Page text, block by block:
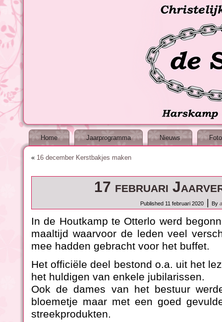
Home Jaarprogramma Nieuws
« 16 december Kerstbakjes maken
17 februari
Published 11 februari 2020 By
In de Houtkamp te Otterlo werd
maaltijd waarvoor de leden veel
mee hadden gebracht voor het buffet.
Het officiële deel bestond o.a. uit het
het huldigen van enkele jubilarissen.
Ook de dames van het bestuur
bloemetje maar met een goed
streekprodukten.